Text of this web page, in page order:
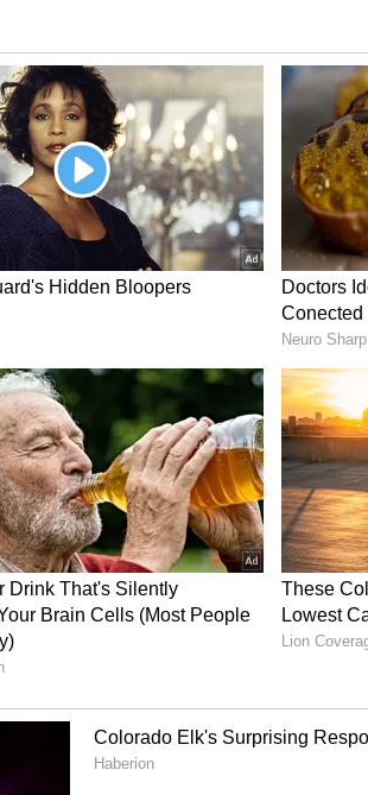
கில்லாடி சூர்யகுமார்
அறிமுகமானது முதல்
100 ஆவது
வேறு ஒன்றும்
விட பெரிதாக
சாதனையை
கிரிக்கெட் வீரர் ரிஷப்